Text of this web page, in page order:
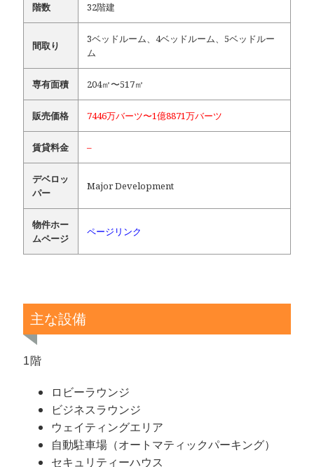
階数 32階建
間取り
3ベッドルーム、4ベッドルーム、5ベッドルー
ム
専有面積 204㎡〜517㎡
販売価格 7446万バーツ〜1億8871万バーツ
賃貸料金 –
デベロッ
パー
Major Development
物件ホー
ムページ
ページリンク
主な設備
1階
ロビーラウンジ
ビジネスラウンジ
ウェイティングエリア
自動駐車場（オートマティックパーキング）
セキュリティーハウス